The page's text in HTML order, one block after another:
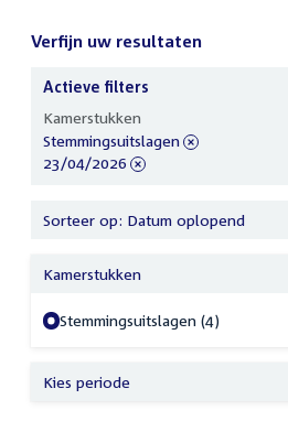
Verfijn uw resultaten
uw
resultaten
Actieve filters
Kamerstukken
verwijder
filter
Stemmingsuitslagen
verwijder
23/04/2026
Sorteer op: Datum oplopend
Kamerstukken
Stemmingsuitslagen (4)
Kies periode